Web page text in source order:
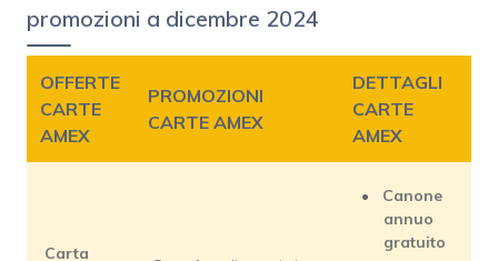
promozioni a dicembre 2024
OFFERTE
CARTE
AMEX
PROMOZIONI
CARTE AMEX
DETTAGLI
CARTE
AMEX
Carta
Canone
annuo
gratuito